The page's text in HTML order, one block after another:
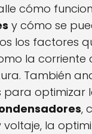
cómo
y cómo se
los factores
la corriente
También
para optimizar
,
la